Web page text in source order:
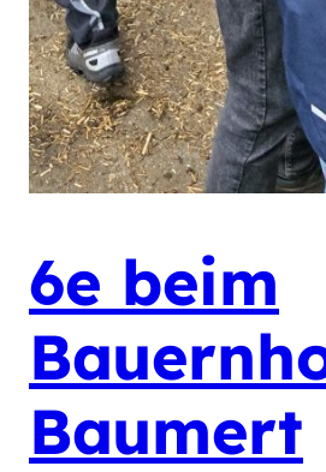
6e beim
Baumert